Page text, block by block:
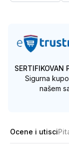
SERTIFIKOVAN
Sigurna
našem
Ocene i utisci